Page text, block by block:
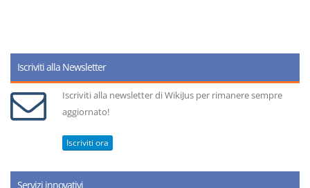
Iscriviti alla Newsletter
Iscriviti alla newsletter di WikiJus per rimanere sempre
aggiornato!
Iscriviti ora
Servizi innovativi